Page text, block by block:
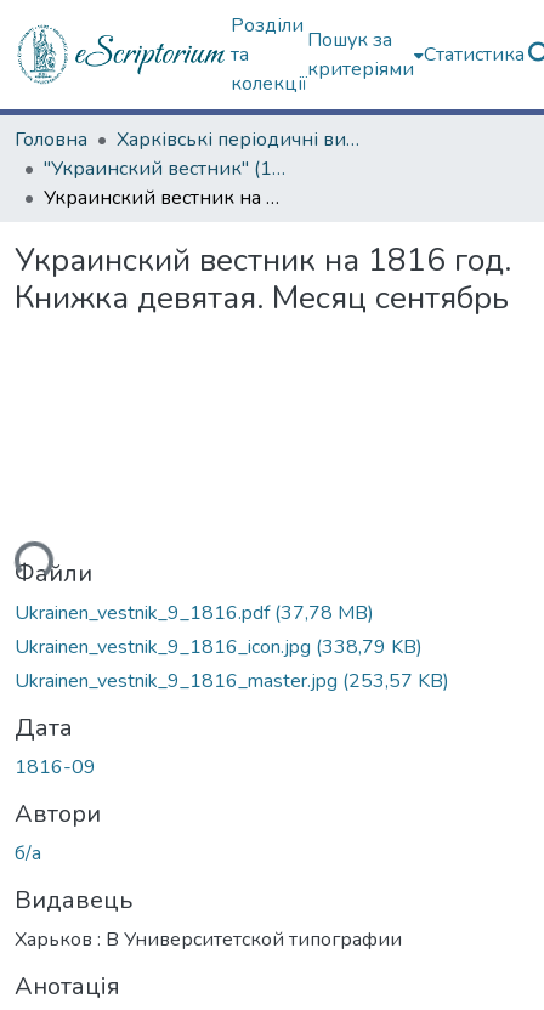
Розділи
та
колекції
Пошук за
критеріями
Статистика
Головна
Харківські періодичні видання
"Украинский вестник" (1816–1819 гг.)
Украинский вестник на 1816 год. Книжка девятая. Месяц сентябрь
Украинский вестник на 1816 год.
Книжка девятая. Месяц сентябрь
Файли
Ukrainen_vestnik_9_1816.pdf(37,78 MB)
Ukrainen_vestnik_9_1816_icon.jpg (338,79 KB)
Ukrainen_vestnik_9_1816_master.jpg (253,57 KB)
Дата
1816-09
Автори
б/а
Видавець
Харьков : В Университетской типографии
Анотація